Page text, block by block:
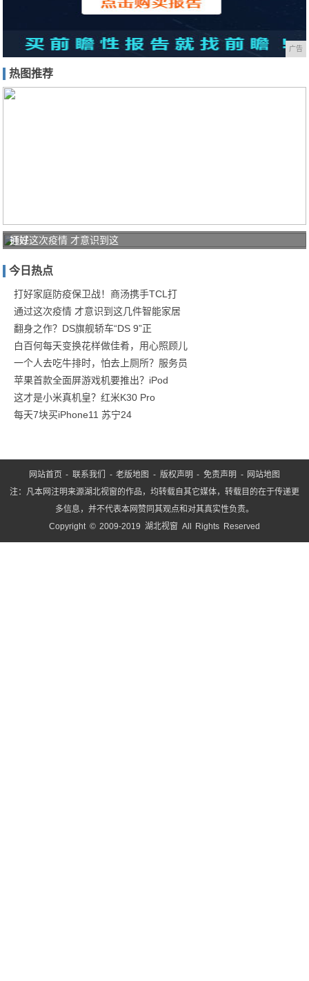
广告
热图推荐
打好
防疫
保卫
战！
商汤
通过这次疫情 才意识到这
今日热点
打好家庭防疫保卫战！商汤携手TCL打
通过这次疫情 才意识到这几件智能家居
翻身之作？DS旗舰轿车“DS 9”正
白百何每天变换花样做佳肴，用心照顾儿
一个人去吃牛排时，怕去上厕所？服务员
苹果首款全面屏游戏机要推出？iPod
这才是小米真机皇？红米K30 Pro
每天7块买iPhone11 苏宁24
网站首页 - 联系我们 -老版地图 - 版权声明 -免责声明 - 网站地图
注：凡本网注明来源湖北视窗的作品，均转载自其它媒体，转载目的在于传递更
多信息，并不代表本网赞同其观点和对其真实性负责。
Copyright © 2009-2019 湖北视窗 All Rights Reserved